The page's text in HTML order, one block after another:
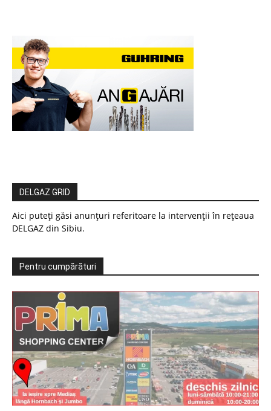
DELGAZ GRID
Aici puteți găsi anunțuri referitoare la intervenții în rețeaua
DELGAZ din Sibiu.
Pentru cumpărături